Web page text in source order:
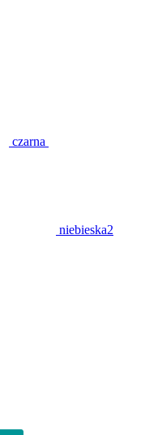
czarna
niebieska2